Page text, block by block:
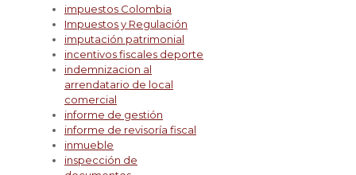
impuestos Colombia
Impuestos y Regulación
imputación patrimonial
incentivos fiscales deporte
indemnizacion al
arrendatario de local
comercial
informe de gestión
informe de revisoría fiscal
inmueble
inspección de